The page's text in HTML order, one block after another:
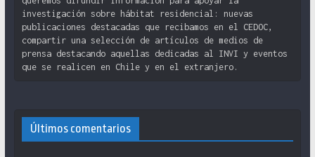
investigación sobre hábitat residencial: nuevas
publicaciones destacadas que recibamos en el CEDOC,
compartir una selección de artículos de medios de
prensa destacando aquellas dedicadas al INVI y eventos
que se realicen en Chile y en el extranjero.
Últimos comentarios